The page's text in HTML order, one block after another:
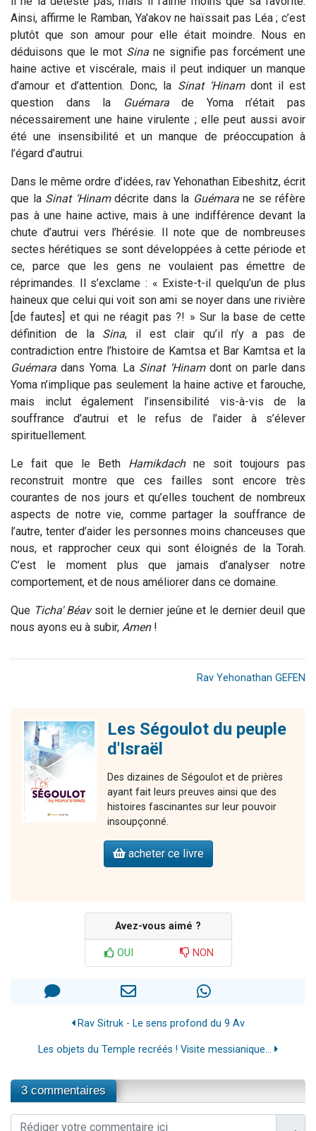
Ainsi, affirme le Ramban, Ya'akov ne haïssait pas Léa ; c’est
plutôt que son amour pour elle était moindre. Nous en
déduisons que le mot Sina ne signifie pas forcément une
haine active et viscérale, mais il peut indiquer un manque
d’amour et d’attention. Donc, la Sinat ‘Hinamdont il est
question dans la
Guémarade Yoma n’était pas
nécessairement une haine virulente ; elle peut aussi avoir
été une insensibilité et un manque de préoccupation à
l’égard d’autrui.
Dans le même ordre d’idées, rav Yehonathan Eibeshitz, écrit
que la Sinat ‘Hinamdécrite dans la Guémarane se réfère
pas à une haine active, mais à une indifférence devant la
chute d’autrui vers l’hérésie. Il note que de nombreuses
sectes hérétiques se sont développées à cette période et
ce, parce que les gens ne voulaient pas émettre de
réprimandes. Il s’exclame : « Existe-t-il quelqu’un de plus
haineux que celui qui voit son ami se noyer dans une rivière
[de fautes] et qui ne réagit pas ?! » Sur la base de cette
définition de la Sina, il est clair qu’il n’y a pas de
contradiction entre l’histoire de Kamtsa et Bar Kamtsa et la
Guémara dans Yoma. La Sinat ‘Hinamdont on parle dans
Yoma n’implique pas seulement la haine active et farouche,
mais inclut également l’insensibilité vis-à-vis de la
souffrance d’autrui et le refus de l’aider à s’élever
spirituellement.
Le fait que le Beth Hamikdachne soit toujours pas
reconstruit montre que ces failles sont encore très
courantes de nos jours et qu’elles touchent de nombreux
aspects de notre vie, comme partager la souffrance de
l’autre, tenter d’aider les personnes moins chanceuses que
nous, et rapprocher ceux qui sont éloignés de la Torah.
C’est le moment plus que jamais d’analyser notre
comportement, et de nous améliorer dans ce domaine.
Que Ticha' Béavsoit le dernier jeûne et le dernier deuil que
nous ayons eu à subir, Amen!
Rav Yehonathan GEFEN
Les Ségoulot du peuple
d'Israël
Des dizaines de Ségoulot et de prières
ayant fait leurs preuves ainsi que des
histoires fascinantes sur leur pouvoir
insoupçonné.
acheter ce livre
Avez-vous aimé ?
OUI NON
Rav Sitruk - Le sens profond du 9 Av
Les objets du Temple recréés ! Visite messianique...
3 commentaires